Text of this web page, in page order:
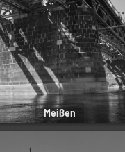
Meißen